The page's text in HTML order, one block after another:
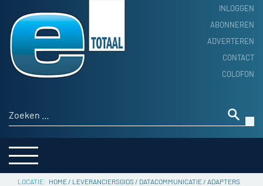
INLOGGEN
ABONNEREN
ADVERTEREN
CONTACT
COLOFON
Zoeken naar:
HOME
PRODUCTNIEUWS
ACHTERGROND
THEMA’S
SERVICE
HOME/ LEVERANCIERSGIDS/ DATACOMMUNICATIE/ ADAPTERS